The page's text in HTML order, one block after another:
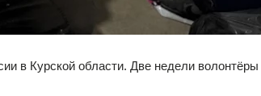
в Курской области. Две недели волонтёры